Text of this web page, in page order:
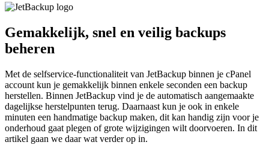
Gemakkelijk, snel en veilig backups
beheren
Met de selfservice-functionaliteit van JetBackup binnen je cPanel
account kun je gemakkelijk binnen enkele seconden een backup
herstellen. Binnen JetBackup vind je de automatisch aangemaakte
dagelijkse herstelpunten terug. Daarnaast kun je ook in enkele
minuten een handmatige backup maken, dit kan handig zijn voor je
onderhoud gaat plegen of grote wijzigingen wilt doorvoeren. In dit
artikel gaan we daar wat verder op in.